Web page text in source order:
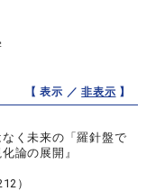
【 表示 ／非表示 】
く未来の「羅針盤で
論の展開』
）